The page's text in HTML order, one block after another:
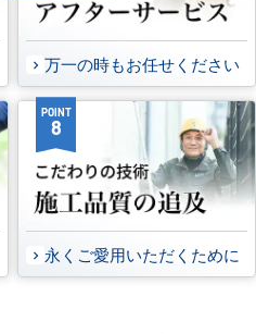
万一の時もお任せください
POINT
8
永くご愛用いただくために